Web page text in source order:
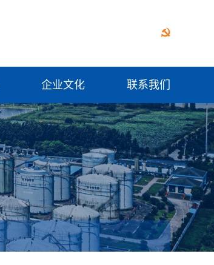
企业文化 联系我们